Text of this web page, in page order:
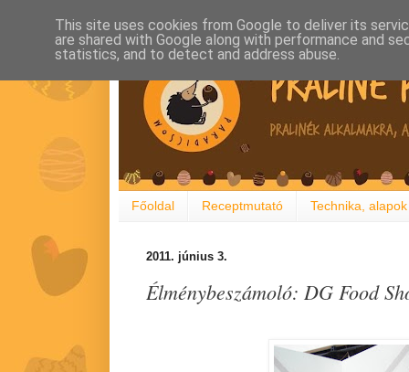
Főoldal Receptmutató Technika, alapok
2011. június 3.
Élménybeszámoló: DG Food
This site uses cookies from Google to deliver its
are shared with Google along with performance and
statistics, and to detect and address abuse.